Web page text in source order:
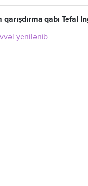
qarışdırma qabı Tefal
yenilənib